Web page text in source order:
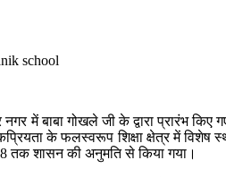
बाबा गोखले जी के द्वारा प्रारंभ किए
के फलस्वरूप शिक्षा क्षेत्र में
8 तक शासन की अनुमति से किया गया।